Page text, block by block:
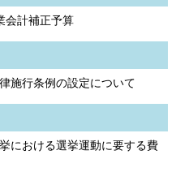
会計補正予算
施行条例の設定について
における選挙運動に要する費